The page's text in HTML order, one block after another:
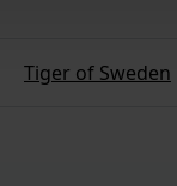
Tiger of Sweden